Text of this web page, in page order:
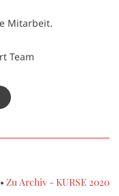
Mitarbeit.
Team
• Zu Archiv - KURSE 2020